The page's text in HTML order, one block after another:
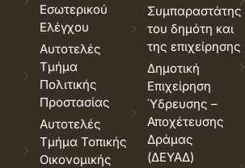
Εσωτερικού
Ελέγχου
Αυτοτελές
Τμήμα
Πολιτικής
Προστασίας
Αυτοτελές
Τμήμα Τοπικής
Οικονομικής
Συμπαραστάτης
του δημότη και
της επιχείρησης
Δημοτική
Επιχείρηση
Ύδρευσης –
Αποχέτευσης
Δράμας
(ΔΕΥΑΔ)